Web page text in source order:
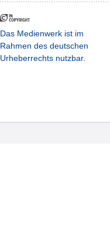
Das Medienwerk ist im
Rahmen des deutschen
Urheberrechts nutzbar.